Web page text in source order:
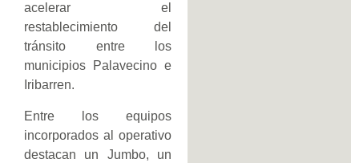
acelerar el
restablecimiento del
tránsito entre los
municipios Palavecino e
Iribarren.
Entre los equipos
incorporados al operativo
destacan un Jumbo, un